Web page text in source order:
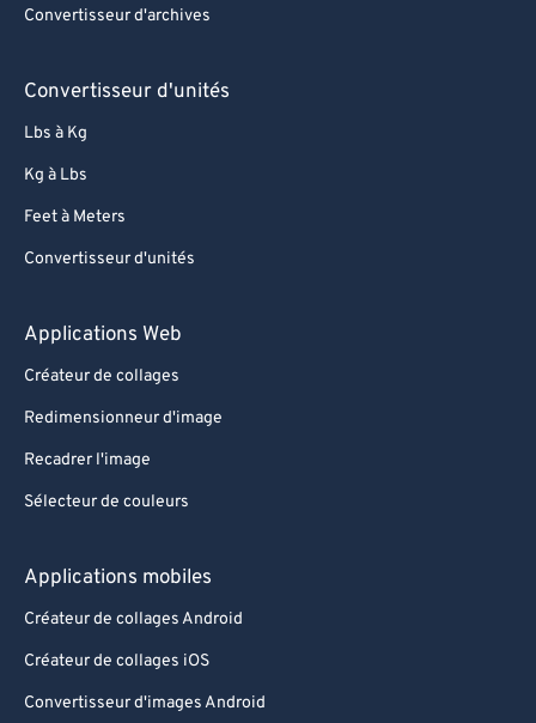
Convertisseur d'archives
Convertisseur d'unités
Lbs à Kg
Kg à Lbs
Feet à Meters
Convertisseur d'unités
Applications Web
Créateur de collages
Redimensionneur d'image
Recadrer l'image
Sélecteur de couleurs
Applications mobiles
Créateur de collages Android
Créateur de collages iOS
Convertisseur d'images Android